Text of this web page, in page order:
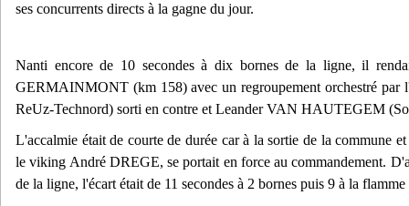
ses concurrents directs à la gagne du jour.
Nanti encore de 10 secondes à dix bornes de la ligne, il
GERMAINMONT (km 158) avec un regroupement orchestré
ReUz-Technord) sorti en contre et Leander VAN HAUTEGEM
L'accalmie était de courte de durée car à la sortie de la commune
le viking André DREGE, se portait en force au commandement.
de la ligne, l'écart était de 11 secondes à 2 bornes puis 9 à la